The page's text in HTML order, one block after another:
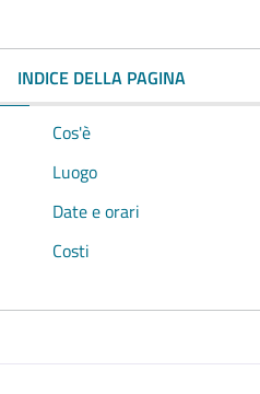
INDICE DELLA PAGINA
Cos'è
Luogo
Date e orari
Costi